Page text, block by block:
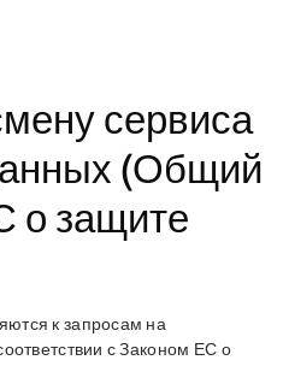
сервиса
(Общий
о защите
к запросам на
с Законом ЕС о